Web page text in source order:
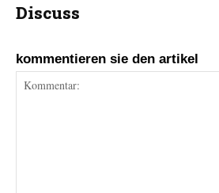
Discuss
kommentieren sie den artikel